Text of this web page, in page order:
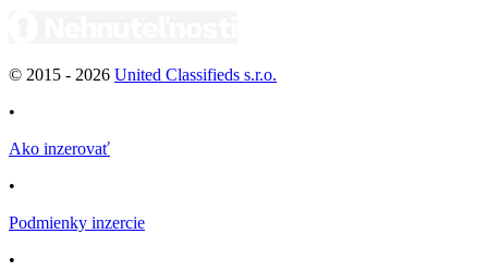
© 2015 - 2026 United Classifieds s.r.o.
•
Ako inzerovať
•
Podmienky inzercie
•